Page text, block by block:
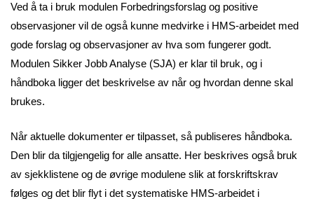
Ved å ta i bruk modulen Forbedringsforslag og positive
observasjoner vil de også kunne medvirke i HMS-arbeidet med
gode forslag og observasjoner av hva som fungerer godt.
Modulen Sikker Jobb Analyse (SJA) er klar til bruk, og i
håndboka ligger det beskrivelse av når og hvordan denne skal
brukes.
Når aktuelle dokumenter er tilpasset, så publiseres håndboka.
Den blir da tilgjengelig for alle ansatte. Her beskrives også bruk
av sjekklistene og de øvrige modulene slik at forskriftskrav
følges og det blir flyt i det systematiske HMS-arbeidet i